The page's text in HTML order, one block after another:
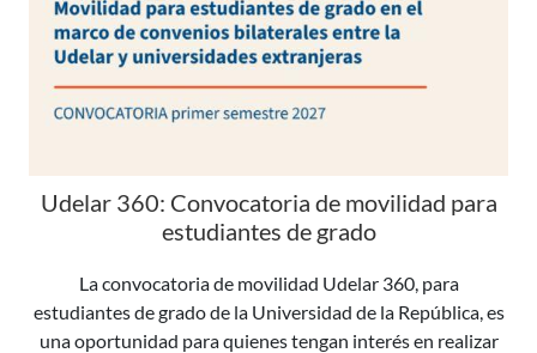
Udelar 360: Convocatoria de movilidad para
estudiantes de grado
La convocatoria de movilidad Udelar 360, para
estudiantes de grado de la Universidad de la República, es
una oportunidad para quienes tengan interés en realizar